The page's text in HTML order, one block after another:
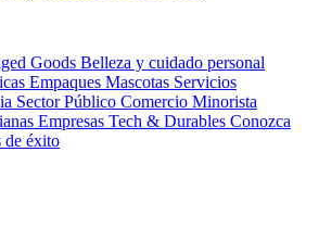
Goods Belleza y cuidado personal
Empaques Mascotas Servicios
Sector Público Comercio Minorista
Empresas Tech & Durables Conozca
de éxito